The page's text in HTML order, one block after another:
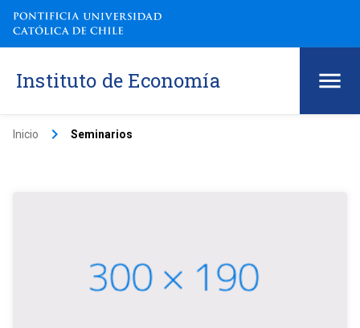
Instituto de Economía
Inicio keyboard_arrow_right Seminarios